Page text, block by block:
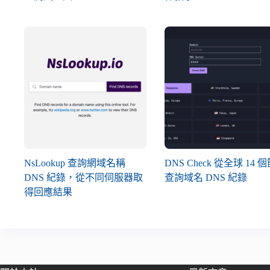
NsLookup 查詢網域名稱
DNS 紀錄，從不同伺服器取
得回應結果
DNS Check 從全球 14 個
查詢域名 DNS 紀錄